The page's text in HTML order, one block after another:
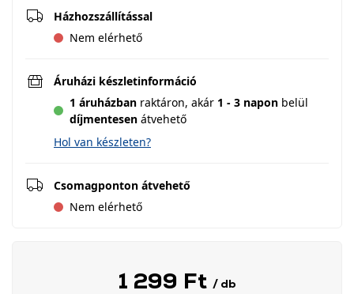
Házhozszállítással
Nem elérhető
Áruházi készletinformáció
1 áruházban raktáron, akár 1 - 3 napon belül
díjmentesen átvehető
Hol van készleten?
Csomagponton átvehető
Nem elérhető
1 299 Ft / db